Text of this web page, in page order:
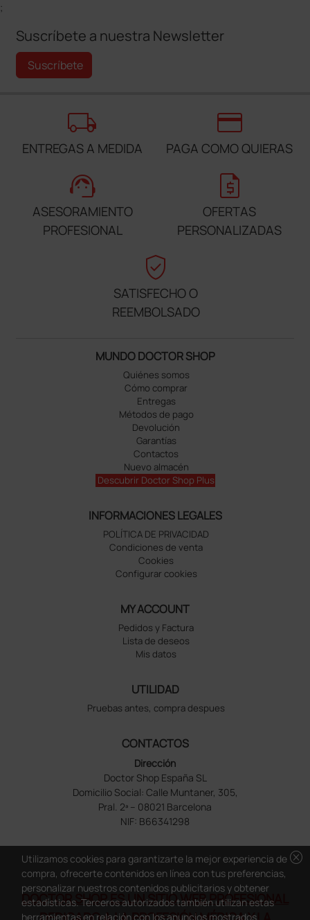
;
Suscríbete a nuestra Newsletter
Suscríbete
local_shipping
ENTREGAS A MEDIDA
credit_card
PAGA COMO QUIERAS
support_agent
ASESORAMIENTO
PROFESIONAL
request_quote
OFERTAS
PERSONALIZADAS
verified_user
SATISFECHO O
REEMBOLSADO
MUNDO DOCTOR SHOP
Quiénes somos
Cómo comprar
Entregas
Métodos de pago
Devolución
Garantías
Contactos
Nuevo almacén
Descubrir Doctor Shop Plus
INFORMACIONES LEGALES
POLÍTICA DE PRIVACIDAD
Condiciones de venta
Cookies
Configurar cookies
MY ACCOUNT
Pedidos y Factura
Lista de deseos
Mis datos
UTILIDAD
Pruebas antes, compra despues
CONTACTOS
Dirección
Doctor Shop España SL
Domicilio Social: Calle Muntaner, 305,
Pral. 2ª – 08021 Barcelona
NIF: B66341298
DOCTOR SHOP ES UN SITIO WEB PROFESIONAL
cancel
Utilizamos cookies para garantizarte la mejor experiencia de
compra, ofrecerte contenidos en línea con tus preferencias,
personalizar nuestros contenidos publicitarios y obtener
estadísticas. Terceros autorizados también utilizan estas
herramientas en relación con los anuncios mostrados.